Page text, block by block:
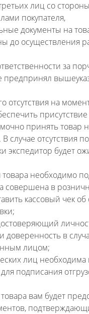
лиц со
покупателя,
документы на
до осуществления
за
предпринял
отсутствия на
принять товар
случае отсутствия
экспедитор будет
необходимо
совершена в
кассовый чек об
доверенность в
лицом;
лиц необходима
подписания
вам будет